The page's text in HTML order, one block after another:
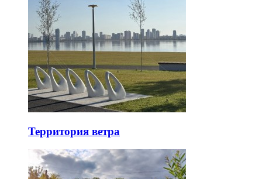
Территория ветра